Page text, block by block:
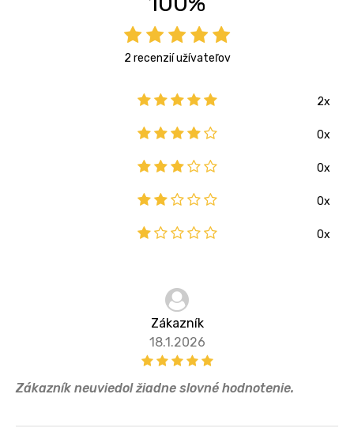
2 recenzií užívateľov
2x
0x
0x
0x
0x
Zákazník
18.1.2026
Zákazník neuviedol žiadne slovné hodnotenie.